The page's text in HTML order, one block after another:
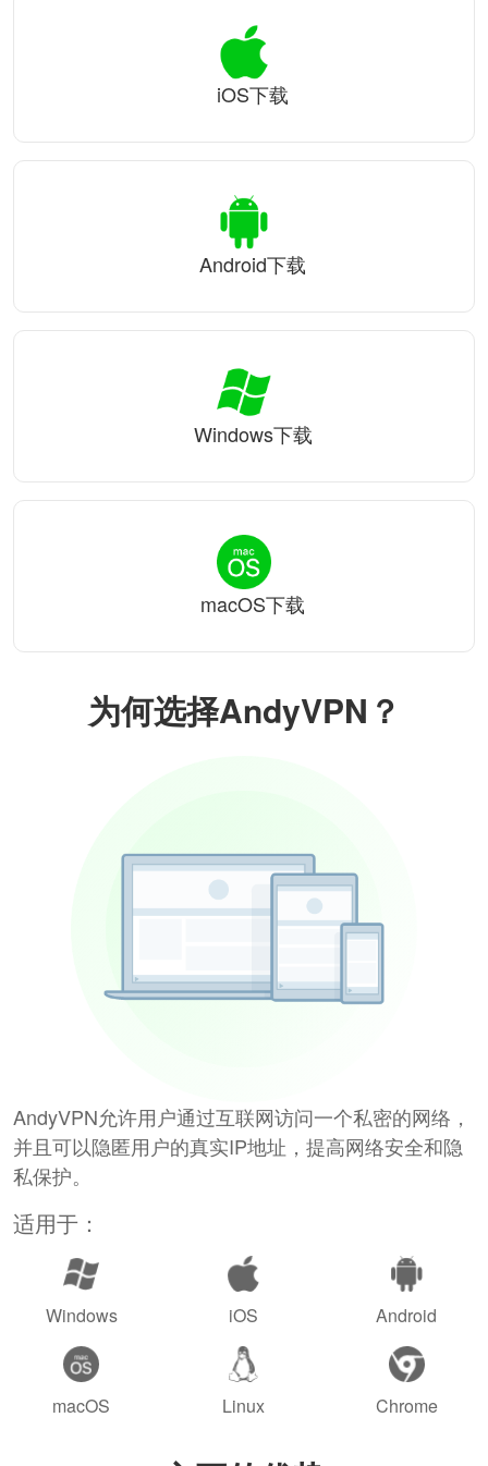
为何选择AndyVPN？
AndyVPN允许用户通过互联网访问一个私密的网络，
并且可以隐匿用户的真实IP地址，提高网络安全和隐
私保护。
适用于：
Windows iOS Android
macOS Linux Chrome
iOS下载
Android下载
Windows下载
macOS下载